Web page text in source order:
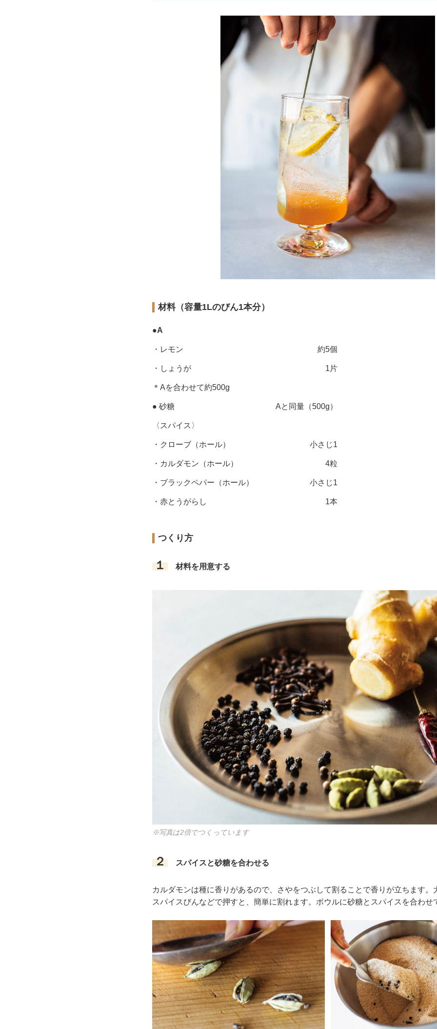
材料（容量1Lのびん1本分）
●A
・レモン 約5個
・しょうが 1片
＊Aを合わせて約500g
● 砂糖 Aと同量（500g）
〈スパイス〉
・クローブ（ホール） 小さじ1
・カルダモン（ホール） 4粒
・ブラックペパー（ホール） 小さじ1
・赤とうがらし 1本
つくり方
１ 材料を用意する
※写真は2倍でつくっています
２ スパイスと砂糖を合わせる
カルダモンは種に香りがあるので、さやをつぶして割ることで香りが立ちます。
スパイスびんなどで押すと、簡単に割れます。ボウルに砂糖とスパイスを合わせ